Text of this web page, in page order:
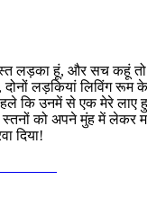
लड़का हूं, और सच कहूं तो
लड़कियां लिविंग रूम
कि उनमें से एक मेरे लाए
को अपने मुंह में लेकर
दिया!